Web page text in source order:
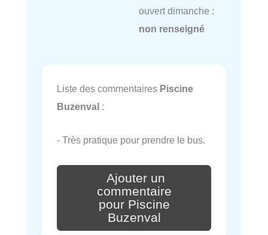
ouvert dimanche :
non renseigné
Liste des commentaires Piscine
Buzenval :
- Très pratique pour prendre le bus.
Ajouter un
commentaire
pour Piscine
Buzenval